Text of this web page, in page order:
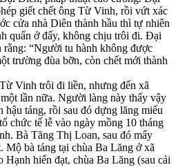
giết chết ông Từ Vinh, rồi vứt xác
cửa nhà Diên thành hầu thì tự nhiên
quẩn ở đấy, không chịu trôi đi. Đại
“Người tu hành không được
trường đùa bỡn, còn chết mới thành
Vinh trôi đi liền, nhưng đến xã
lần nữa. Người làng này thấy vậy
táng, rồi sau đó dựng lăng miếu
chức tế lễ vào ngày mồng 10 tháng
Bà Tăng Thị Loan, sau đó mấy
Mộ bà táng tại chùa Ba Lăng ở xã
hiển đạt, chùa Ba Lăng (sau cải